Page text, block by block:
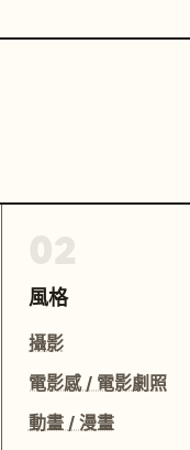
風格
攝影
電影感 / 電影劇照
動畫 / 漫畫